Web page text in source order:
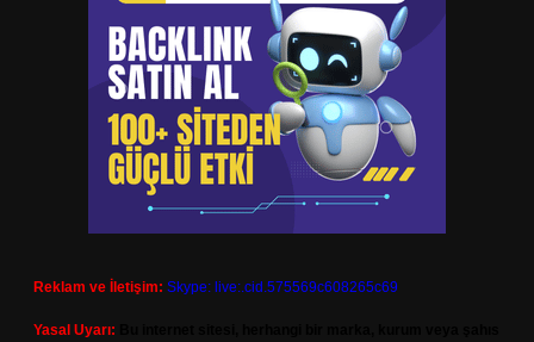
Reklam ve İletişim: Skype: live:.cid.575569c608265c69
Yasal Uyarı: